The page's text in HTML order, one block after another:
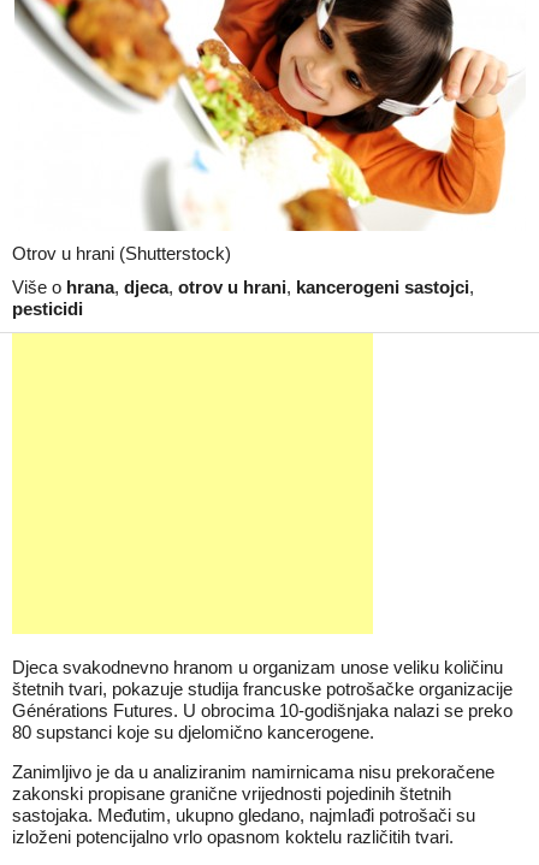
Otrov u hrani (Shutterstock)
Više o hrana, djeca, otrov u hrani, kancerogeni sastojci,
pesticidi
Djeca svakodnevno hranom u organizam unose veliku količinu
štetnih tvari, pokazuje studija francuske potrošačke organizacije
Générations Futures. U obrocima 10-godišnjaka nalazi se preko
80 supstanci koje su djelomično kancerogene.
Zanimljivo je da u analiziranim namirnicama nisu prekoračene
zakonski propisane granične vrijednosti pojedinih štetnih
sastojaka. Međutim, ukupno gledano, najmlađi potrošači su
izloženi potencijalno vrlo opasnom koktelu različitih tvari.